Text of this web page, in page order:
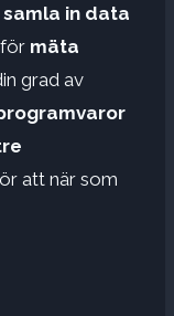
samla in data
för mäta
grad av
att när som